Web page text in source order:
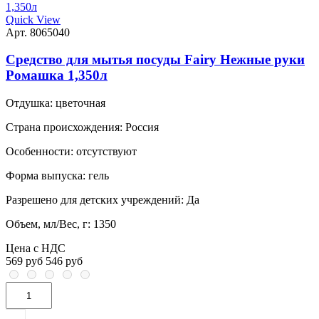
Quick View
Арт. 8065040
Средство для мытья посуды Fairy Нежные руки
Ромашка 1,350л
Отдушка: цветочная
Страна происхождения: Россия
Особенности: отсутствуют
Форма выпуска: гель
Разрешено для детских учреждений: Да
Объем, мл/Вес, г: 1350
Цена с НДС
569 руб 546 руб